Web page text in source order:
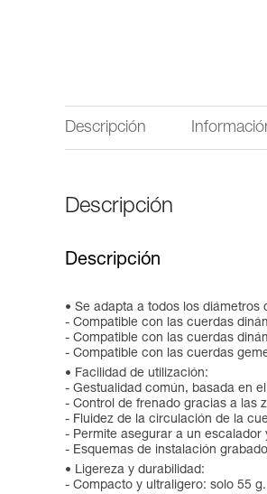
Descripción
Descripción
Descripción
Se adapta a todos los diámetros
- Compatible con las cuerdas
- Compatible con las cuerdas
- Compatible con las cuerdas
Facilidad de utilización:
- Gestualidad común, basada en
- Control de frenado gracias a las
- Fluidez de la circulación de la
- Permite asegurar a un escalador
- Esquemas de instalación
Ligereza y durabilidad:
- Compacto y ultraligero: solo 55 g.